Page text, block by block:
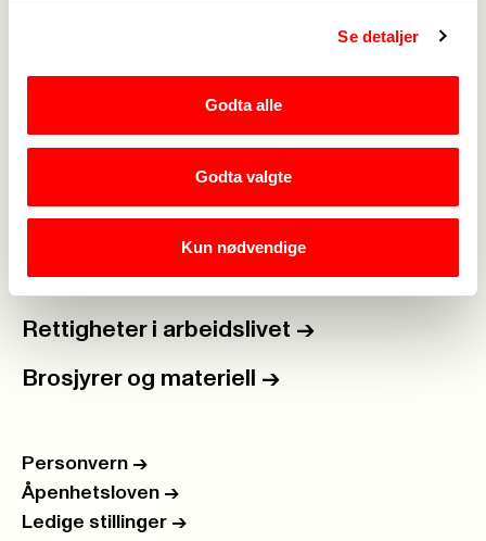
Se detaljer
Godta alle
Godta valgte
Kun nødvendige
Kontakt oss ->
->
Om Fagforbundet ->
Rettigheter i arbeidslivet ->
Brosjyrer og materiell ->
Personvern ->
Åpenhetsloven ->
Ledige stillinger ->